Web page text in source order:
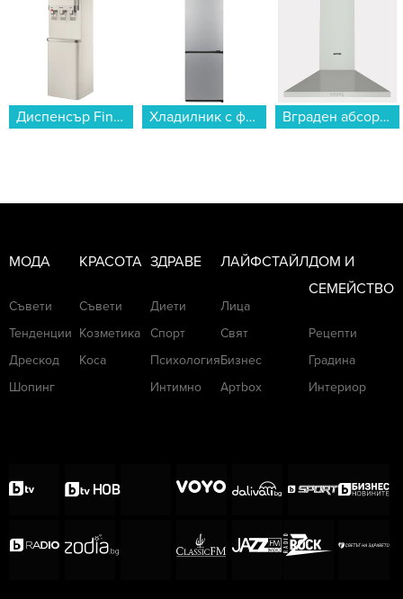
Хладилник с фризер Indesit INKF 8251 S4E , 250 l, E , No Frost , Сребрист... Вграден абсорбатор Gorenje WHC629E4X... Хладилник с фризер Toshiba GR-RB449WE-PMJ(49) , 338 l, E , No Frost , Сив...
МОДА
Съвети
Тенденции
Дрескод
Шопинг
КРАСОТА
Съвети
Козметика
Коса
ЗДРАВЕ
Диети
Спорт
Психология
Интимно
ЛАЙФСТАЙЛ
Лица
Свят
Бизнес
Артbox
ДОМ И
СЕМЕЙСТВО
Рецепти
Градина
Интериор